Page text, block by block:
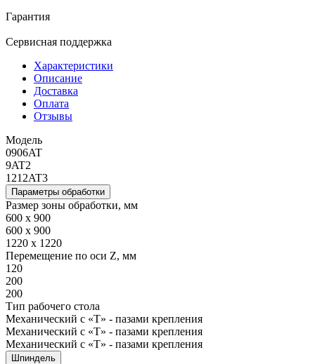
Гарантия
Сервисная поддержка
Характеристики
Описание
Доставка
Оплата
Отзывы
Модель
0906AT
9AT2
1212AT3
Параметры обработки
Размер зоны обработки, мм
600 x 900
600 x 900
1220 x 1220
Перемещение по оси Z, мм
120
200
200
Тип рабочего стола
Механический с «Т» - пазами крепления
Механический с «Т» - пазами крепления
Механический с «Т» - пазами крепления
Шпиндель